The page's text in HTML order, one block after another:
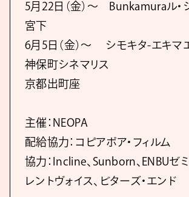
5月22日（金）〜 Bunkamuraル・
宮下
6月5日（金）〜 シモキタ-エキマ
神保町シネマリス
京都出町座
主催：NEOPA
配給協力：コピアポア・フィルム
協力：Incline、Sunborn、ENBUゼ
レントヴォイス、ビターズ・エンド